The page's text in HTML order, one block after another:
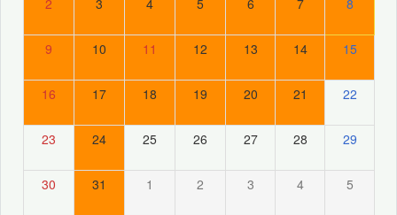
9 10 11 12 13 14 15
16 17 18 19 20 21 22
23 24 25 26 27 28 29
30 31 1 2 3 4 5